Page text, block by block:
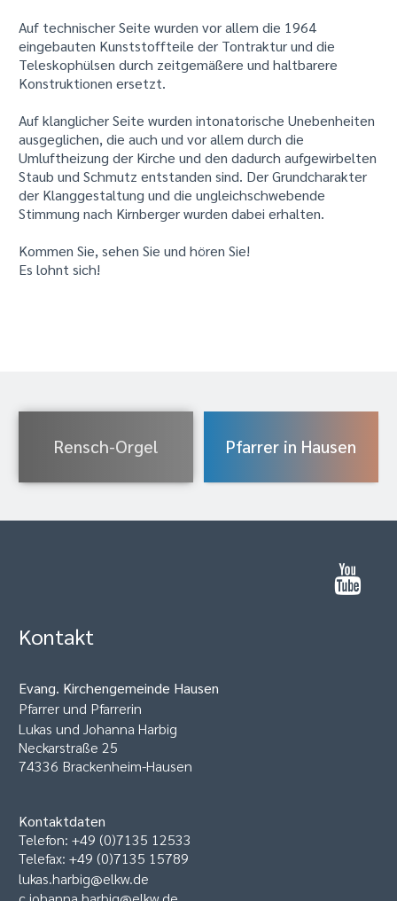
Auf technischer Seite wurden vor allem die 1964
eingebauten Kunststoffteile der Tontraktur und die
Teleskophülsen durch zeitgemäßere und haltbarere
Konstruktionen ersetzt.
Auf klanglicher Seite wurden intonatorische Unebenheiten
ausgeglichen, die auch und vor allem durch die
Umluftheizung der Kirche und den dadurch aufgewirbelten
Staub und Schmutz entstanden sind. Der Grundcharakter
der Klanggestaltung und die ungleichschwebende
Stimmung nach Kirnberger wurden dabei erhalten.
Kommen Sie, sehen Sie und hören Sie!
Es lohnt sich!
Rensch-Orgel Pfarrer in Hausen
Kontakt
Evang. Kirchengemeinde Hausen
Pfarrer und Pfarrerin
Lukas und Johanna Harbig
Neckarstraße 25
74336 Brackenheim-Hausen
Kontaktdaten
Telefon: +49 (0)7135 12533
Telefax: +49 (0)7135 15789
lukas.harbig@elkw.de